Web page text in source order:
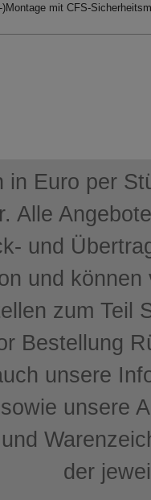
)Montage mit CFS-
in Euro per
Alle
und
und
zum Teil
Bestellung
unsere
unsere
der